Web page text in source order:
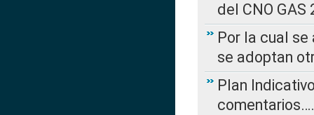
del CNO
Por la cual
se adoptan
Plan